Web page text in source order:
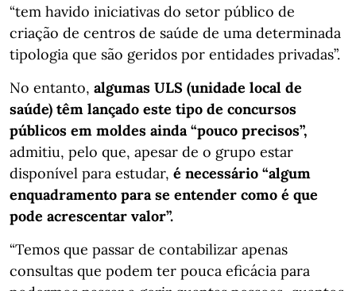
“tem havido iniciativas do setor público de
criação de centros de saúde de uma determinada
tipologia que são geridos por entidades privadas”.
No entanto, algumas ULS (unidade local de
saúde) têm lançado este tipo de concursos
públicos em moldes ainda “pouco precisos”,
admitiu, pelo que, apesar de o grupo estar
disponível para estudar, é necessário “algum
enquadramento para se entender como é que
pode acrescentar valor”.
“Temos que passar de contabilizar apenas
consultas que podem ter pouca eficácia para